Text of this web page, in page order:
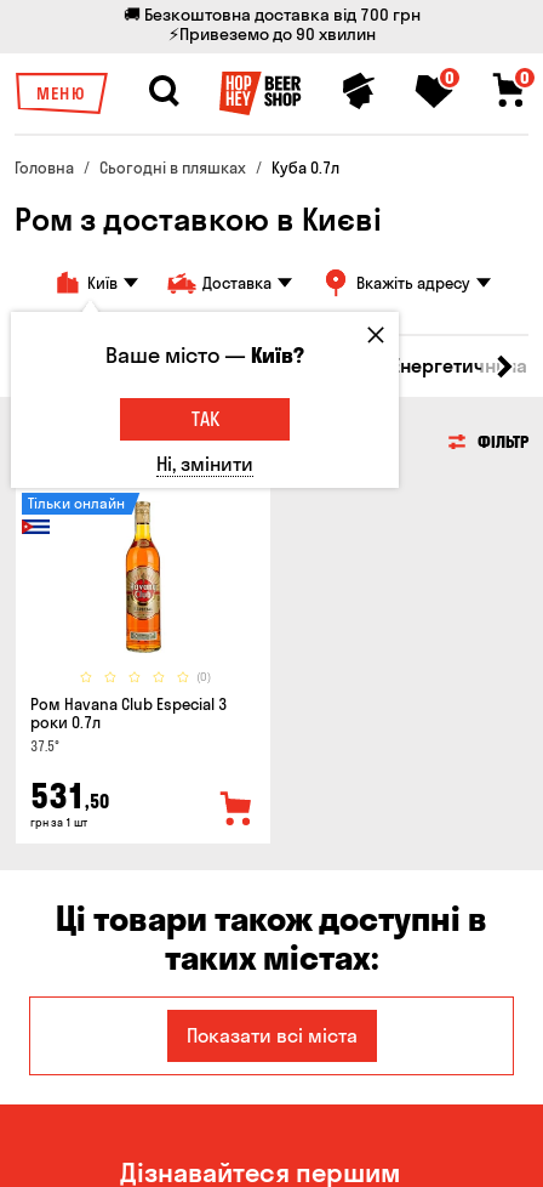
🚚 Безкоштовна доставка від 700 грн
⚡Привеземо до 90 хвилин
МЕНЮ
0 0
Головна Сьогодні в пляшках Куба 0.7л
Ром з доставкою в Києві
Київ Доставка Вкажіть адресу
Джин Текіла Ром Енергетичні
ФІЛЬТР
(0)
Тільки онлайн
Ром Havana Club Especial 3
роки 0.7л
37.5°
531 ,50
грн за 1 шт
Ці товари також доступні в
таких містах:
Кам'янське Кропивницький
Олександрівка Чорноморськ
Показати всі міста
Дізнавайтеся першим
Ваше місто —Київ?
ТАК
Ні, змінити